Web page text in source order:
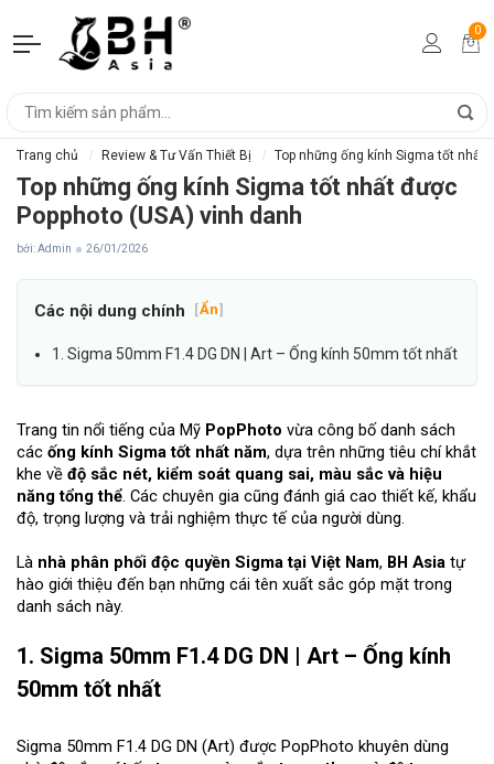
0
Trang chủ Review & Tư Vấn Thiết Bị Top những ống kính Sigma tốt nhất
Top những ống kính Sigma tốt nhất được
Popphoto (USA) vinh danh
bởi: Admin 26/01/2026
Các nội dung chính [Ẩn]
1. Sigma 50mm F1.4 DG DN | Art – Ống kính 50mm tốt nhất
Trang tin nổi tiếng của Mỹ PopPhoto vừa công bố danh sách
các ống kính Sigma tốt nhất năm, dựa trên những tiêu chí khắt
khe về độ sắc nét, kiểm soát quang sai, màu sắc và hiệu
năng tổng thể. Các chuyên gia cũng đánh giá cao thiết kế, khẩu
độ, trọng lượng và trải nghiệm thực tế của người dùng.
Là nhà phân phối độc quyền Sigma tại Việt Nam, BH Asia tự
hào giới thiệu đến bạn những cái tên xuất sắc góp mặt trong
danh sách này.
1. Sigma 50mm F1.4 DG DN | Art – Ống kính
50mm tốt nhất
Sigma 50mm F1.4 DG DN (Art) được PopPhoto khuyên dùng